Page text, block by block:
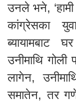
उनले भने, ‘हामी
कांग्रेसका
ब्यायामबाट
उनीमाथि गोली
लागेन,
समातेन, तर